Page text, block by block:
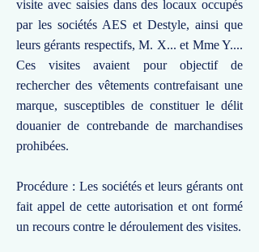
visite avec saisies dans des locaux occupés
par les sociétés AES et Destyle, ainsi que
leurs gérants respectifs, M. X... et Mme Y....
Ces visites avaient pour objectif de
rechercher des vêtements contrefaisant une
marque, susceptibles de constituer le délit
douanier de contrebande de marchandises
prohibées.
Procédure : Les sociétés et leurs gérants ont
fait appel de cette autorisation et ont formé
un recours contre le déroulement des visites.